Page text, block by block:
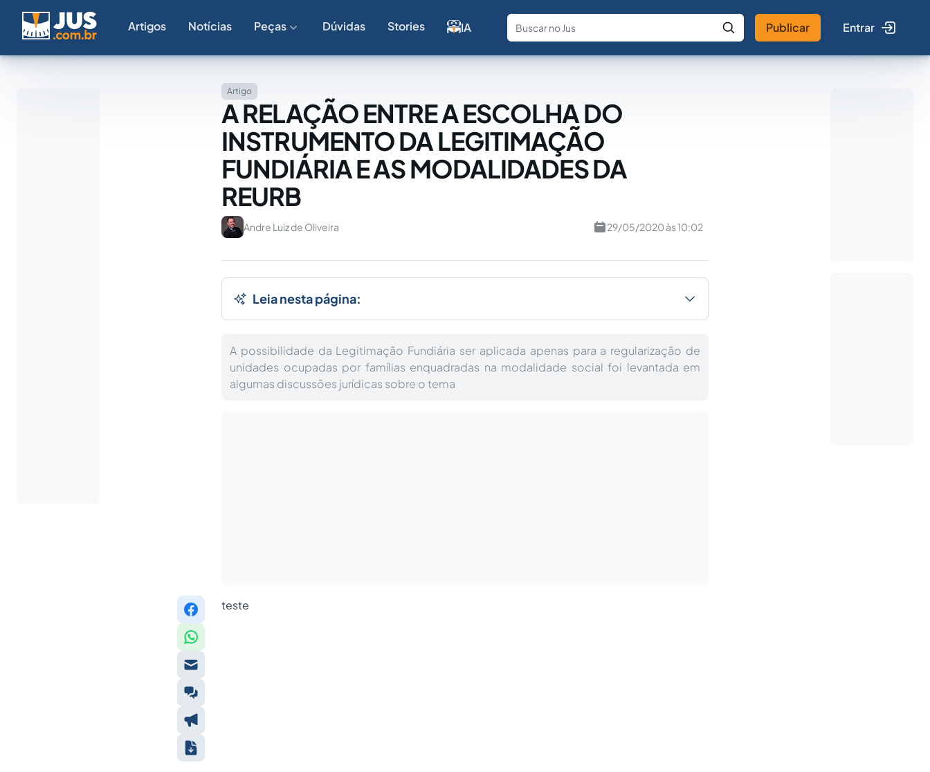
Artigos Notícias Peças Dúvidas Stories IA
Fale com a IA Buscar no Jus
Publicar Entrar
Artigo
A RELAÇÃO ENTRE A ESCOLHA DO
INSTRUMENTO DA LEGITIMAÇÃO
FUNDIÁRIA E AS MODALIDADES DA
REURB
Andre Luiz de Oliveira 29/05/2020 às 10:02
Leia nesta página:
A possibilidade da Legitimação Fundiária ser aplicada apenas para a regularização de
unidades ocupadas por famílias enquadradas na modalidade social foi levantada em
algumas discussões jurídicas sobre o tema
teste